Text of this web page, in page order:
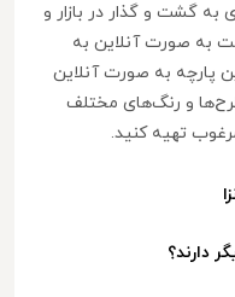
به گشت و گذار در بازار و
به صورت آنلاین به
پارچه به صورت آنلاین
و رنگ‌های مختلف
تهیه کنید.